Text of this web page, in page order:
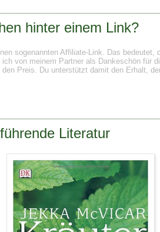
hinter einem Link?
sogenannten Affiliate-Link. Das
von meinem Partner als Dankeschön für
Preis. Du unterstützt damit den Erhalt,
Literatur